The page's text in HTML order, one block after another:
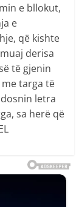
e bllokut,
e
që kishte
derisa
të gjenin
targa të
letra
sa herë që